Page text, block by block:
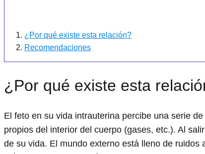
¿Por qué existe esta relación?
Recomendaciones
¿Por qué existe esta
El feto en su vida intrauterina percibe una serie
propios del interior del cuerpo (gases, etc.). Al
de su vida. El mundo externo está lleno de